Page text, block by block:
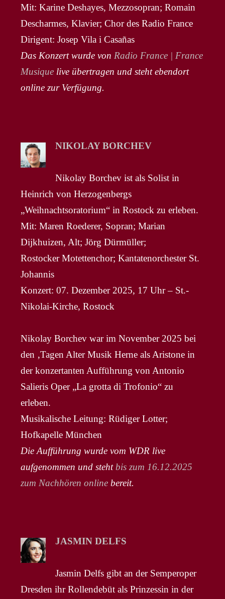
Mit: Karine Deshayes, Mezzosopran; Romain
Descharmes, Klavier; Chor des Radio France
Dirigent: Josep Vila i Casañas
Das Konzert wurde von Radio France | France
Musique live übertragen und steht ebendort
online zur Verfügung.
NIKOLAY BORCHEV
Nikolay Borchev ist als Solist in
Heinrich von Herzogenbergs
„Weihnachtsoratorium“ in Rostock zu erleben.
Mit: Maren Roederer, Sopran; Marian
Dijkhuizen, Alt; Jörg Dürmüller;
Rostocker Motettenchor; Kantatenorchester St.
Johannis
Konzert: 07. Dezember 2025, 17 Uhr – St.-
Nikolai-Kirche, Rostock
Nikolay Borchev war im November 2025 bei
den ‚Tagen Alter Musik Herne als Aristone in
der konzertanten Aufführung von Antonio
Salieris Oper „La grotta di Trofonio“ zu
erleben.
Musikalische Leitung: Rüdiger Lotter;
Hofkapelle München
Die Aufführung wurde vom WDR live
aufgenommen und stehtbis zum 16.12.2025
zum Nachhören online bereit.
JASMIN DELFS
Jasmin Delfs gibt an der Semperoper
Dresden ihr Rollendebüt als Prinzessin in der